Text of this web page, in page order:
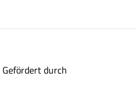
Gefördert durch